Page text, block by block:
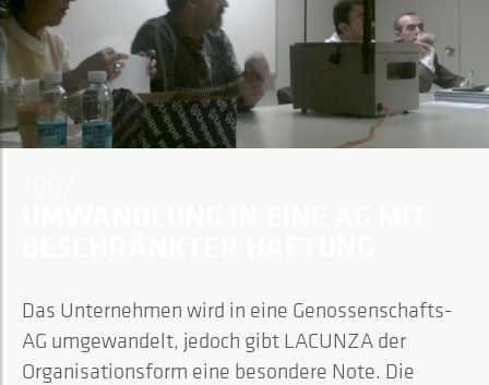
Das Unternehmen wird in eine Genossenschafts-
AG umgewandelt, jedoch gibt LACUNZA der
Organisationsform eine besondere Note. Die